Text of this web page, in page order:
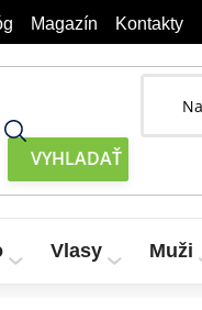
Magazín Kontakty
Vlasy Muži